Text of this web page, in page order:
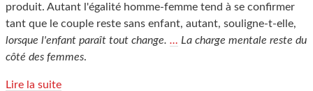
produit. Autant l'égalité homme-femme tend à se confirmer
tant que le couple reste sans enfant, autant, souligne-t-elle,
lorsque l'enfant paraît tout change. … La charge mentale reste du
côté des femmes.
Lire la suite